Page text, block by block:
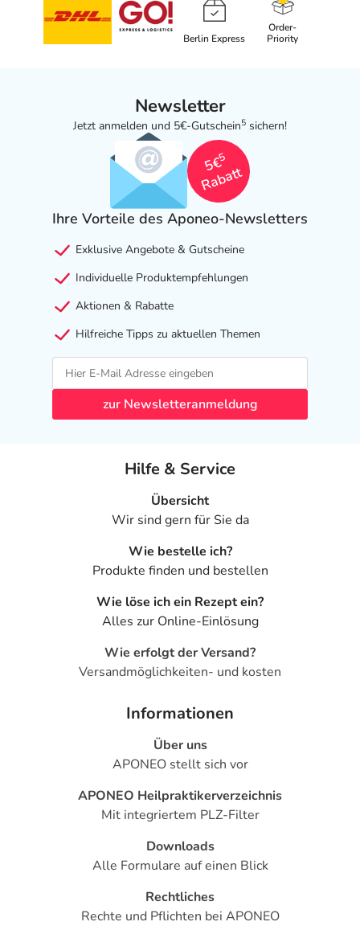
Berlin Express
Order-
Priority
Newsletter
Jetzt anmelden und 5€-Gutschein5 sichern!
5€
5
Rabatt
Ihre Vorteile des Aponeo-Newsletters
Exklusive Angebote & Gutscheine
Individuelle Produktempfehlungen
Aktionen & Rabatte
Hilfreiche Tipps zu aktuellen Themen
zur Newsletteranmeldung
Hilfe & Service
Übersicht
Wir sind gern für Sie da
Wie bestelle ich?
Produkte finden und bestellen
Wie löse ich ein Rezept ein?
Alles zur Online-Einlösung
Wie erfolgt der Versand?
Versandmöglichkeiten- und kosten
Informationen
Über uns
APONEO stellt sich vor
APONEO Heilpraktikerverzeichnis
Mit integriertem PLZ-Filter
Downloads
Alle Formulare auf einen Blick
Rechtliches
Rechte und Pflichten bei APONEO